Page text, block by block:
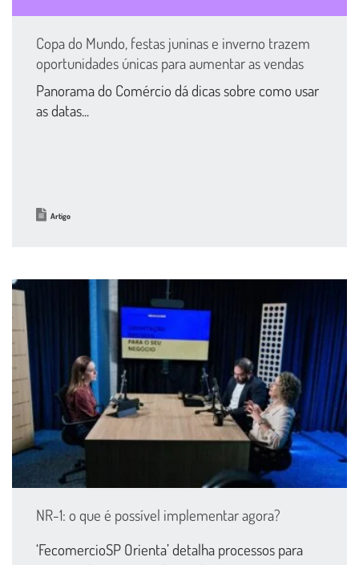
Copa do Mundo, festas juninas e inverno trazem
oportunidades únicas para aumentar as vendas
Panorama do Comércio dá dicas sobre como usar
as datas...
Artigo
NR-1: o que é possível implementar agora?
‘FecomercioSP Orienta’ detalha processos para